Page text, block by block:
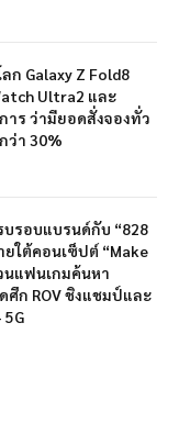
ก Galaxy Z Fold8
Ultra2 และ
าร ว่ามียอดสั่งจองทั่ว
ว่า 30%
บรอบแบรนด์กับ “828
ยใต้คอนเซ็ปต์ “Make
นแฟนเกมค้นหา
ศึก ROV ชิงแชมป์และ